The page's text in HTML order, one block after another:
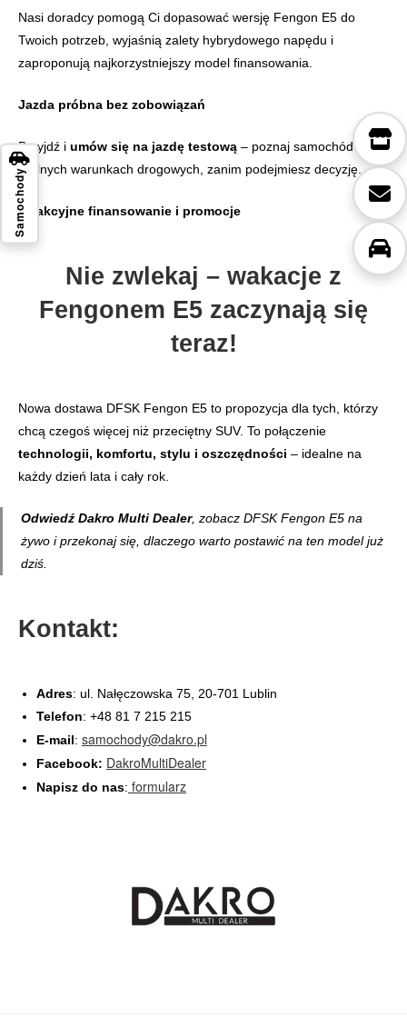
Nasi doradcy pomogą Ci dopasować wersję Fengon E5 do
Twoich potrzeb, wyjaśnią zalety hybrydowego napędu i
zaproponują najkorzystniejszy model finansowania.
Jazda próbna bez zobowiązań
Przyjdź i umów się na jazdę testową – poznaj samochód w
realnych warunkach drogowych, zanim podejmiesz decyzję.
Atrakcyjne finansowanie i promocje
Nie zwlekaj – wakacje z
Fengonem E5 zaczynają się
teraz!
Nowa dostawa DFSK Fengon E5 to propozycja dla tych, którzy
chcą czegoś więcej niż przeciętny SUV. To połączenie
technologii, komfortu, stylu i oszczędności – idealne na
każdy dzień lata i cały rok.
Odwiedź Dakro Multi Dealer, zobacz DFSK Fengon E5 na
żywo i przekonaj się, dlaczego warto postawić na ten model już
dziś.
Kontakt:
Adres: ul. Nałęczowska 75, 20-701 Lublin
Telefon: +48 81 7 215 215
E-mail: samochody@dakro.pl
Facebook: DakroMultiDealer
Napisz do nas: formularz
Samochody